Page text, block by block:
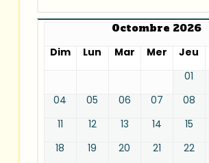
Octombre 2026
Dim
Lun Mar Mer Jeu
01
04
05 06 07 08
11
12 13 14 15
18
19 20 21 22